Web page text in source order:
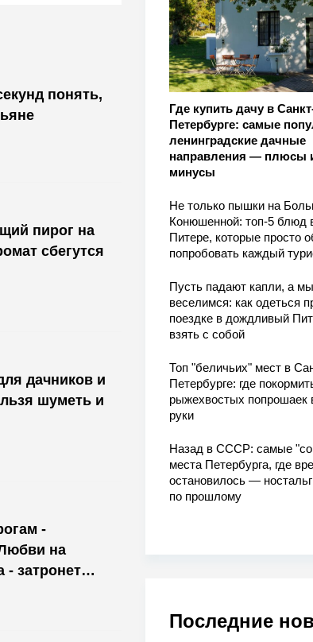
Где купить дачу в
Петербурге: самые
ленинградские дачные
направления — плюсы
минусы
Не только пышки на
Конюшенной: топ-5 блюд
Питере, которые просто
попробовать каждый
Пусть падают капли, а мы
веселимся: как одеться
поездке в дождливый
взять с собой
Топ "беличьих" мест в
Петербурге: где
рыжехвостых попрошаек
руки
Назад в СССР: самые
места Петербурга, где
остановилось —
по прошлому
Последние
понять,
пирог на
сбегутся
дачников и
шуметь и
-
на
- затронет